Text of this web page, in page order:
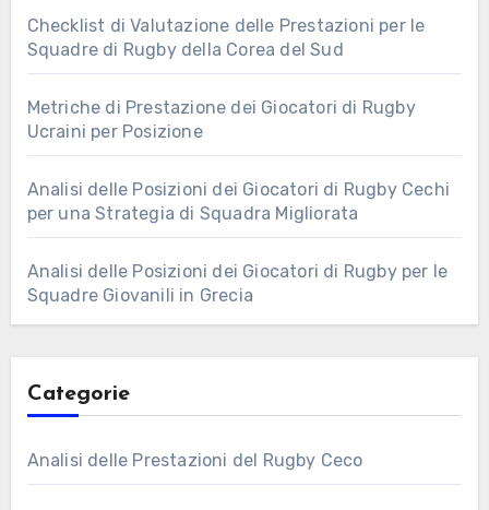
Checklist di Valutazione delle Prestazioni per le
Squadre di Rugby della Corea del Sud
Metriche di Prestazione dei Giocatori di Rugby
Ucraini per Posizione
Analisi delle Posizioni dei Giocatori di Rugby Cechi
per una Strategia di Squadra Migliorata
Analisi delle Posizioni dei Giocatori di Rugby per le
Squadre Giovanili in Grecia
Categorie
Analisi delle Prestazioni del Rugby Ceco